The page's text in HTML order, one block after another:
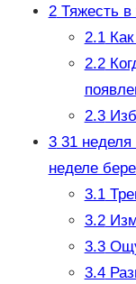
2Тяжесть в
2.1Как
2.2
2.3
331 неделя
неделе
3.1
3.2
3.3
3.4